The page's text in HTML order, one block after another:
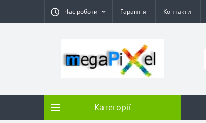
Час роботи Гарантія Контакти
Категорії